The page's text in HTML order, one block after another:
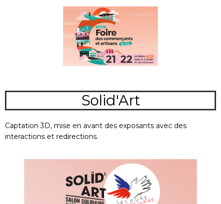
Solid'Art
Captation 3D, mise en avant des exposants avec des
interactions et redirections.